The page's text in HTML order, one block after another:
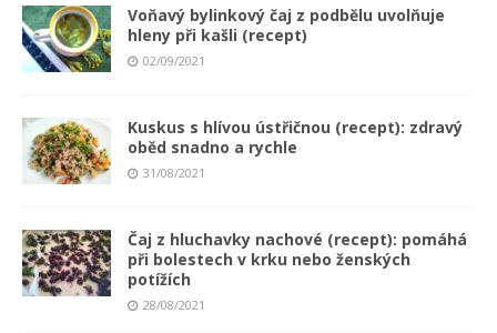
Voňavý bylinkový čaj z podbělu uvolňuje
hleny při kašli (recept)
02/09/2021
Kuskus s hlívou ústřičnou (recept): zdravý
oběd snadno a rychle
31/08/2021
Čaj z hluchavky nachové (recept): pomáhá
při bolestech v krku nebo ženských
potížích
28/08/2021